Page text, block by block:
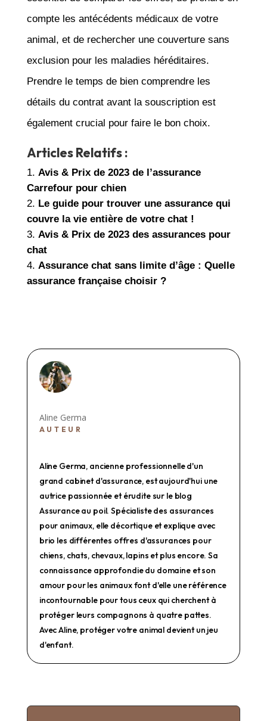
compte les antécédents médicaux de votre
animal, et de rechercher une couverture sans
exclusion pour les maladies héréditaires.
Prendre le temps de bien comprendre les
détails du contrat avant la souscription est
également crucial pour faire le bon choix.
Articles Relatifs :
Avis & Prix de 2023 de l’assurance
Carrefour pour chien
Le guide pour trouver une assurance qui
couvre la vie entière de votre chat !
Avis & Prix de 2023 des assurances pour
chat
Assurance chat sans limite d’âge : Quelle
assurance française choisir ?
Aline Germa
AUTEUR
Aline Germa, ancienne professionnelle d'un
grand cabinet d'assurance, est aujourd'hui une
autrice passionnée et érudite sur le blog
Assurance au poil. Spécialiste des assurances
pour animaux, elle décortique et explique avec
brio les différentes offres d'assurances pour
chiens, chats, chevaux, lapins et plus encore. Sa
connaissance approfondie du domaine et son
amour pour les animaux font d'elle une référence
incontournable pour tous ceux qui cherchent à
protéger leurs compagnons à quatre pattes.
Avec Aline, protéger votre animal devient un jeu
d'enfant.